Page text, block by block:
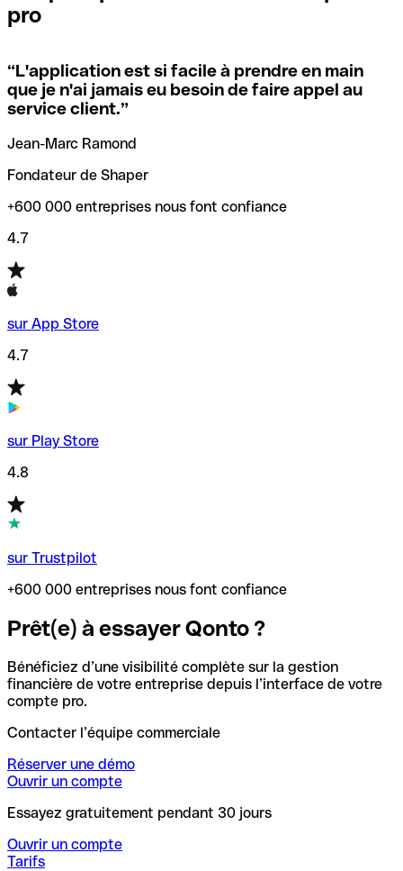
locales.
Si vous n'êtes pas sûr du code SWIFT que vous devriez
utiliser, nous avons développé un outil de recherche de
codes SWIFT par nom de banque.
vérification/recherche de codes SWIFT. Ainsi, vous pouvez
trouver et vérifier vos codes SWIFT avant de réaliser vos
transferts d’argent.
pro
“L'application est si facile à prendre en main
que je n'ai jamais eu besoin de faire appel au
service client.”
Jean-Marc Ramond
Fondateur de Shaper
+600 000 entreprises nous font confiance
4.7
sur App Store
4.7
sur Play Store
4.8
sur Trustpilot
+600 000 entreprises nous font confiance
Prêt(e) à essayer Qonto ?
Bénéficiez d’une visibilité complète sur la gestion
financière de votre entreprise depuis l’interface de votre
compte pro.
Contacter l’équipe commerciale
Réserver une démo
Ouvrir un compte
Essayez gratuitement pendant 30 jours
Ouvrir un compte
Tarifs